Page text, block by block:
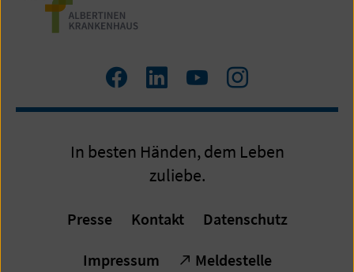
Zum
Facebook
Zum
LinkedIn
Zum
YouTube
Zum
Instagram
In besten Händen, dem Leben
zuliebe.
Presse Kontakt Datenschutz
Impressum Meldestelle